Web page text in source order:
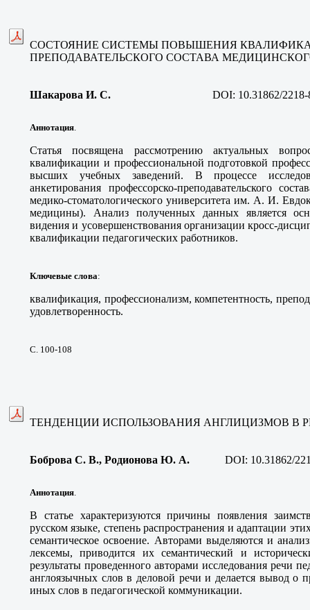
СОСТОЯНИЕ СИСТЕМЫ ПОВЫШЕНИЯ
ПРЕПОДАВАТЕЛЬСКОГО СОСТАВА
Шакарова И. С. DOI: 10.31862/
Аннотация.
Статья посвящена рассмотрению актуальных
квалификации и профессиональной подготовкой
высших учебных заведений. В процессе
анкетирования профессорско-преподавательского
медико-стоматологического университета им. А. И.
медицины). Анализ полученных данных является
видения и усовершенствования организации кросс-
квалификации педагогических работников.
Ключевые слова:
квалификация, профессионализм, компетентность,
удовлетворенность.
С. 100-108
ТЕНДЕНЦИИ ИСПОЛЬЗОВАНИЯ АНГЛИЦИЗМОВ В
Боброва С. В., Родионова Ю. А. DOI: 10.31862/
Аннотация.
В статье характеризуются причины появления
русском языке, степень распространения и адаптации
семантическое освоение. Авторами выделяются и
лексемы, приводится их семантический и
результаты проведенного авторами исследования речи
англоязычных слов в деловой речи и делается вывод о
иных слов в педагогической коммуникации.